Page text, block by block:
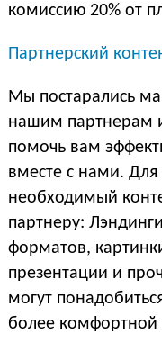
комиссию 20% от
Партнерский
Мы постарались
нашим партнерам
помочь вам
вместе с нами. Для
необходимый
партнеру:
форматов,
презентации и
могут
более комфортной